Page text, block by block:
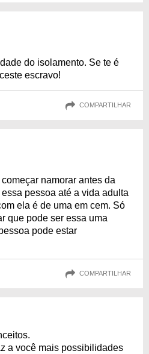
do isolamento. Se te é
escravo!
COMPARTILHAR
namorar antes da
pessoa até a vida adulta
ela é de uma em cem. Só
que pode ser essa uma
pode estar
COMPARTILHAR
a você mais possibilidades